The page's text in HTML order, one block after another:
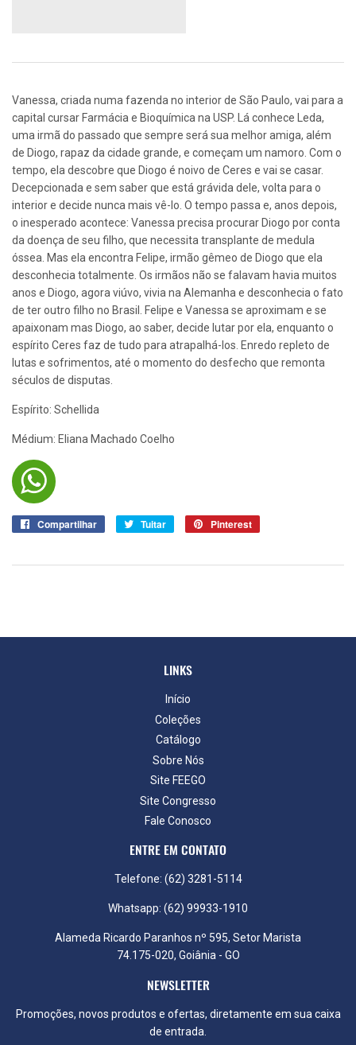
Vanessa, criada numa fazenda no interior de São Paulo, vai para a
capital cursar Farmácia e Bioquímica na USP. Lá conhece Leda,
uma irmã do passado que sempre será sua melhor amiga, além
de Diogo, rapaz da cidade grande, e começam um namoro. Com o
tempo, ela descobre que Diogo é noivo de Ceres e vai se casar.
Decepcionada e sem saber que está grávida dele, volta para o
interior e decide nunca mais vê-lo. O tempo passa e, anos depois,
o inesperado acontece: Vanessa precisa procurar Diogo por conta
da doença de seu filho, que necessita transplante de medula
óssea. Mas ela encontra Felipe, irmão gêmeo de Diogo que ela
desconhecia totalmente. Os irmãos não se falavam havia muitos
anos e Diogo, agora viúvo, vivia na Alemanha e desconhecia o fato
de ter outro filho no Brasil. Felipe e Vanessa se aproximam e se
apaixonam mas Diogo, ao saber, decide lutar por ela, enquanto o
espírito Ceres faz de tudo para atrapalhá-los. Enredo repleto de
lutas e sofrimentos, até o momento do desfecho que remonta
séculos de disputas.
Espírito: Schellida
Médium: Eliana Machado Coelho
Compartilhar
Compartilhar
Tuitar Tuitar Pinterest
LINKS
Início
Coleções
Catálogo
Sobre Nós
Site FEEGO
Site Congresso
Fale Conosco
ENTRE EM CONTATO
Telefone: (62) 3281-5114
Whatsapp: (62) 99933-1910
Alameda Ricardo Paranhos nº 595, Setor Marista
74.175-020, Goiânia - GO
NEWSLETTER
Promoções, novos produtos e ofertas, diretamente em sua caixa
de entrada.